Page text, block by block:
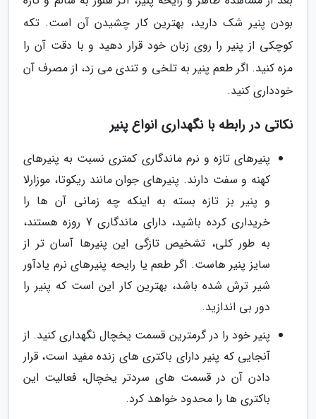
بودن پنیر شک دارید، بهترین کار چشیدن آن است. تکه
کوچکی از پنیر را روی زبان خود قرار دهید و با دقت آن را
مزه کنید. اگر طعم پنیر به تلخی و تندی می زد، از مصرف آن
خودداری کنید.
نکاتی در رابطه با نگهداری انواع پنیر
پنیرهای تازه و نرم ماندگاری کمتری نسبت به پنیرهای
کهنه و سفت دارند. پنیرهای جوان مانند ریکوتا، موزارلا
و پنیر بز تازه بسته به اینکه چه زمانی آن ها را
خریداری کرده باشید، دارای ماندگاری 7 روزه هستند،
به طور کلی، تشخیص تازگی این پنیرها آسان تر از
سایز پنیر هاست. اگر طعم یا رایحه پنیرهای نرم یادآور
شیر ترش شده باشد، بهترین کار این است که پنیر را
دور بی اندازید.
پنیر خود را در گرمترین قسمت یخچال نگهداری کنید. از
آنجایی که پنیر دارای باکتری های زنده مفید است، قرار
دادن آن در قسمت های سردتر یخچال، فعالیت این
باکتری ها را محدود خواهد کرد.